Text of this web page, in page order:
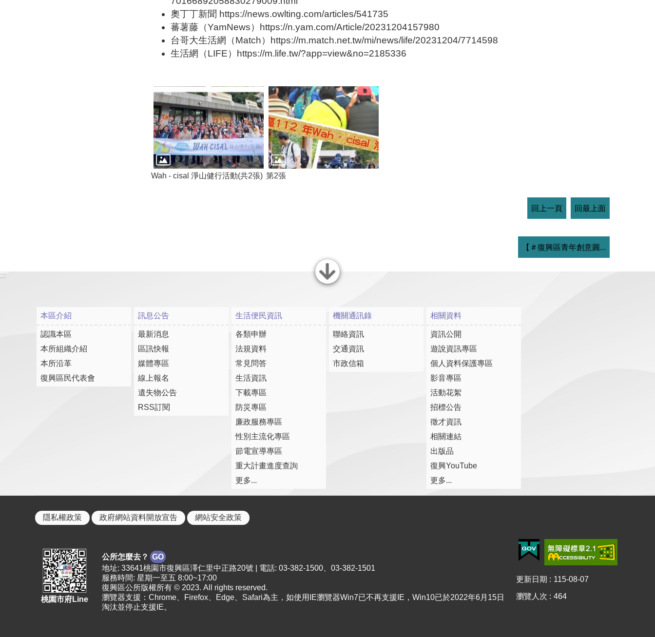
奧丁丁新聞 https://news.owlting.com/articles/541735
蕃薯藤（YamNews）https://n.yam.com/Article/20231204157980
台哥大生活網（Match）https://m.match.net.tw/mi/news/life/20231204/7714598
生活網（LIFE）https://m.life.tw/?app=view&no=2185336
Wah - cisal 淨山健行活動(共2張) 第2張
回上一頁 回最上面
【＃復興區青年創意圓...
關閉
:::
本區介紹
認識本區
本所組織介紹
本所沿革
復興區民代表會
訊息公告
最新消息
區訊快報
媒體專區
線上報名
遺失物公告
RSS訂閱
生活便民資訊
各類申辦
法規資料
常見問答
生活資訊
下載專區
防災專區
廉政服務專區
性別主流化專區
節電宣導專區
重大計畫進度查詢
更多...
機關通訊錄
聯絡資訊
交通資訊
市政信箱
相關資料
資訊公開
遊說資訊專區
個人資料保護專區
影音專區
活動花絮
招標公告
徵才資訊
相關連結
出版品
復興YouTube
更多...
隱私權政策 政府網站資料開放宣告 網站安全政策
桃園市府Line
公所怎麼去？
GO
地址: 33641桃園市復興區澤仁里中正路20號 | 電話: 03-382-1500、03-382-1501
服務時間: 星期一至五 8:00~17:00
復興區公所版權所有 © 2023. All rights reserved.
瀏覽器支援：Chrome、Firefox、Edge、Safari為主，如使用IE瀏覽器Win7已不再支援IE，Win10已於2022年6月15日
淘汰並停止支援IE。
更新日期 115-08-07
瀏覽人次 464